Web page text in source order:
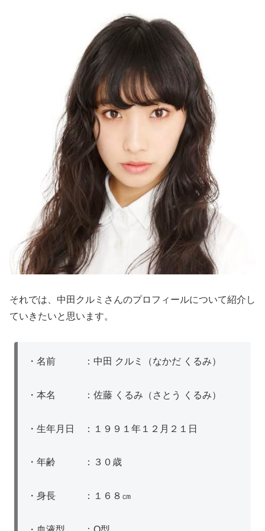
それでは、中田クルミさんのプロフィールについて紹介し
ていきたいと思います。
・名前 ：中田 クルミ（なかだ くるみ）
・本名 ：佐藤 くるみ（さとう くるみ）
・生年月日 ：１９９１年１２月２１日
・年齢 ：３０歳
・身長 ：１６８㎝